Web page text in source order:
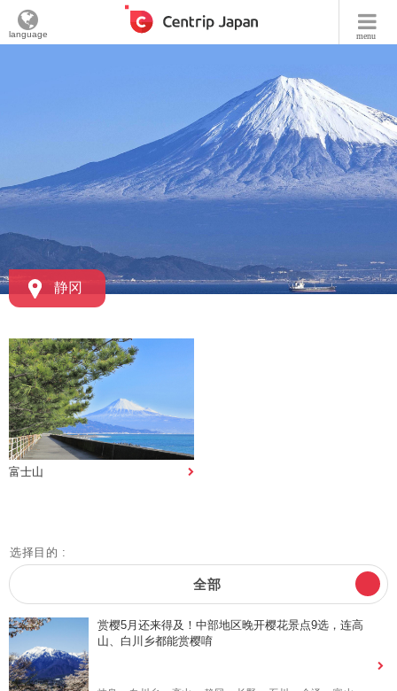
menu
language
静冈
富士山
选择目的 :
全部
赏樱5月还来得及！中部地区晚开樱花景点9选，连高
山、白川乡都能赏樱唷